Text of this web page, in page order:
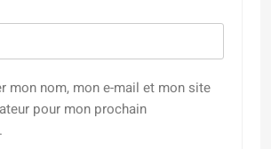
mon nom, mon e-mail et mon site
pour mon prochain